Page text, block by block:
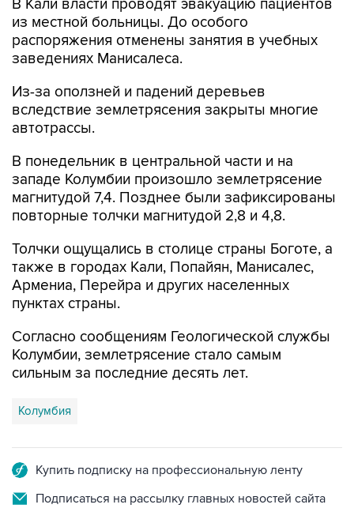
В Кали власти проводят эвакуацию пациентов
из местной больницы. До особого
распоряжения отменены занятия в учебных
заведениях Манисалеса.
Из-за оползней и падений деревьев
вследствие землетрясения закрыты многие
автотрассы.
В понедельник в центральной части и на
западе Колумбии произошло землетрясение
магнитудой 7,4. Позднее были зафиксированы
повторные толчки магнитудой 2,8 и 4,8.
Толчки ощущались в столице страны Боготе, а
также в городах Кали, Попайян, Манисалес,
Армениа, Перейра и других населенных
пунктах страны.
Согласно сообщениям Геологической службы
Колумбии, землетрясение стало самым
сильным за последние десять лет.
Колумбия
Купить подписку на профессиональную ленту
Подписаться на рассылку главных новостей сайта